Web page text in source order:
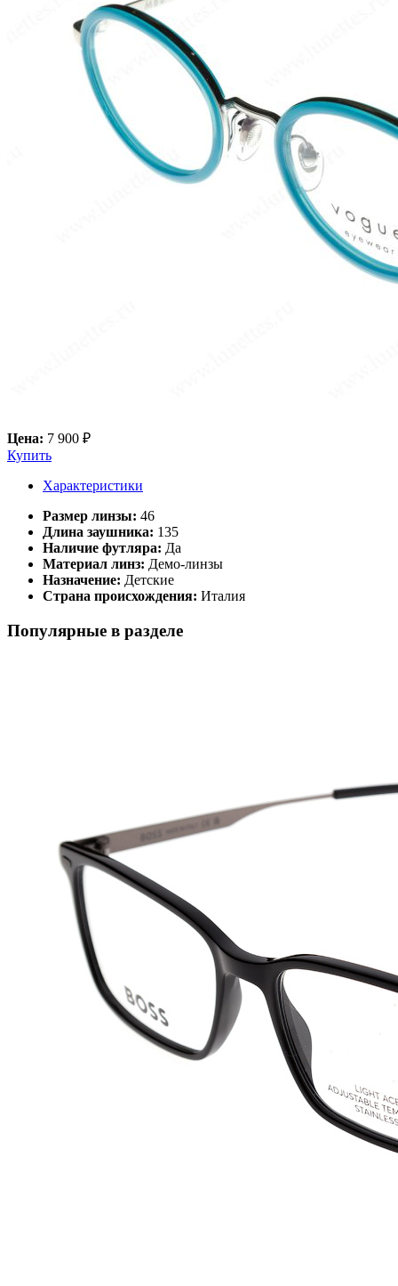
Цена: 7 900 ₽
Купить
Характеристики
Размер линзы: 46
Длина заушника: 135
Наличие футляра: Да
Материал линз: Демо-линзы
Назначение: Детские
Страна происхождения: Италия
Популярные в разделе